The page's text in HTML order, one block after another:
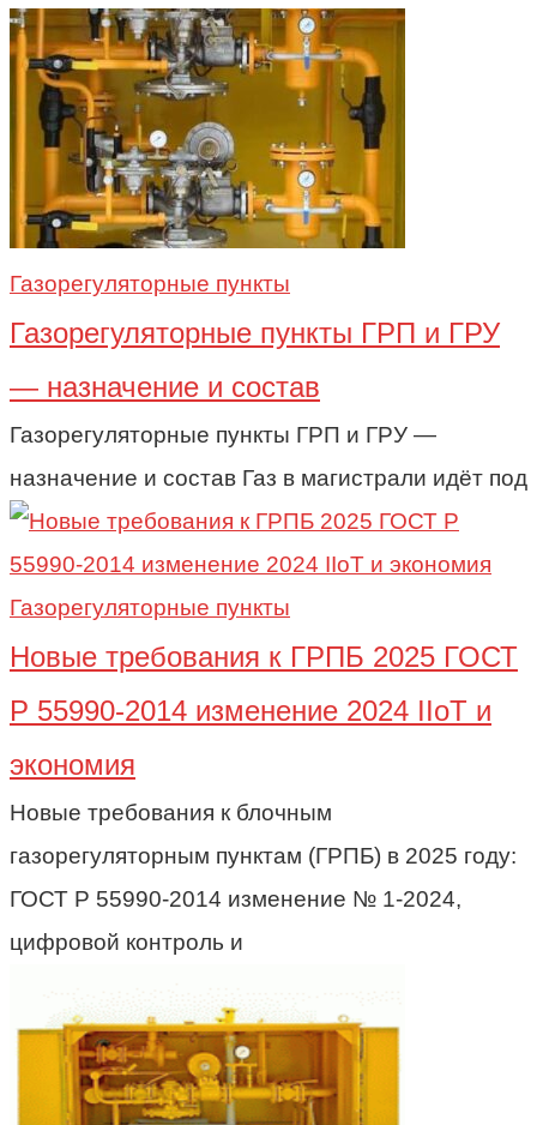
Газорегуляторные пункты
Газорегуляторные пункты ГРП и ГРУ
— назначение и состав
Газорегуляторные пункты ГРП и ГРУ —
назначение и состав Газ в магистрали идёт под
Газорегуляторные пункты
Новые требования к ГРПБ 2025 ГОСТ
Р 55990-2014 изменение 2024 IIoT и
экономия
Новые требования к блочным
газорегуляторным пунктам (ГРПБ) в 2025 году:
ГОСТ Р 55990-2014 изменение № 1-2024,
цифровой контроль и